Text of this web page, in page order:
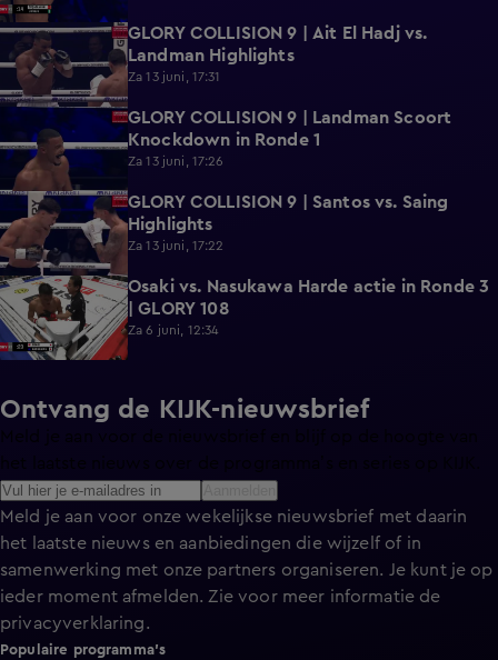
1:01
GLORY COLLISION 9 | Ait El Hadj vs.
Landman Highlights
Za 13 juni, 17:31
GLORY COLLISION 9 | Landman Scoort
Knockdown in Ronde 1
Za 13 juni, 17:26
0:50
GLORY COLLISION 9 | Santos vs. Saing
Highlights
Za 13 juni, 17:22
0:24
Osaki vs. Nasukawa Harde actie in Ronde 3
| GLORY 108
Za 6 juni, 12:34
Ontvang de KIJK-nieuwsbrief
Meld je aan voor onze wekelijkse nieuwsbrief met daarin
het laatste nieuws en aanbiedingen die wijzelf of in
samenwerking met onze partners organiseren. Je kunt je op
ieder moment afmelden. Zie voor meer informatie de
privacyverklaring.
Populaire programma's